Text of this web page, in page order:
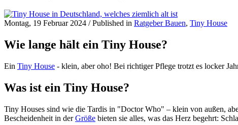
Montag, 19 Februar 2024 /Published in Ratgeber Bauen, Tiny House
Wie lange hält ein Tiny House?
Ein Tiny House - klein, aber oho! Bei richtiger Pflege trotzt es locker
Was ist ein Tiny House?
Tiny Houses sind wie die Tardis in "Doctor Who" – klein von außen,
Bescheidenheit in derGröße bieten sie alles, was das Herz begehrt: